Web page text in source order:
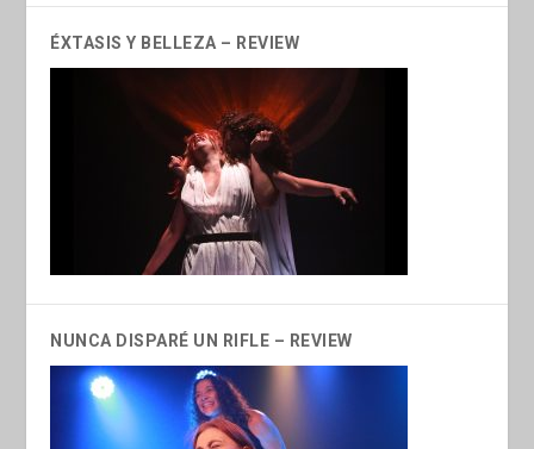
ÉXTASIS Y BELLEZA – REVIEW
NUNCA DISPARÉ UN RIFLE – REVIEW